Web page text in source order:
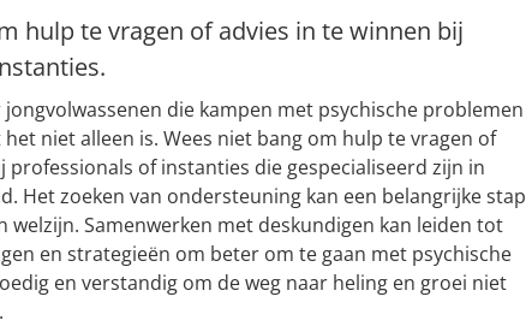
hulp te vragen of advies in te winnen bij
die kampen met psychische problemen
niet alleen is. Wees niet bang om hulp te vragen of
professionals of instanties die gespecialiseerd zijn in
Het zoeken van ondersteuning kan een belangrijke stap
welzijn. Samenwerken met deskundigen kan leiden tot
en strategieën om beter om te gaan met psychische
en verstandig om de weg naar heling en groei niet